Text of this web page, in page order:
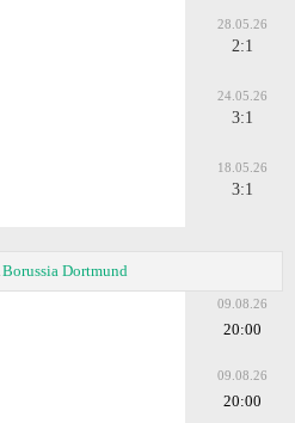
28.05.26
2:1
24.05.26
3:1
18.05.26
3:1
Borussia Dortmund
09.08.26
20:00
09.08.26
20:00